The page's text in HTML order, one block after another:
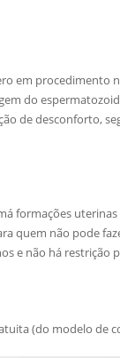
em procedimento
do
de desconforto,
formações
quem não pode
e não há restrição
(do modelo de